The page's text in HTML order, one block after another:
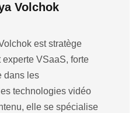
Volchok
est stratège
experte VSaaS, forte
dans les
technologies vidéo
elle se spécialise